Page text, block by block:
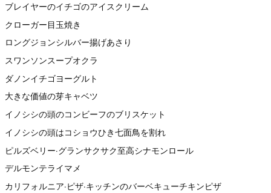
ブレイヤーのイチゴのアイスクリーム
クローガー目玉焼き
ロングジョンシルバー揚げあさり
スワンソンスープオクラ
ダノンイチゴヨーグルト
大きな価値の芽キャベツ
イノシシの頭のコンビーフのブリスケット
イノシシの頭はコショウひき七面鳥を割れ
ピルズベリー·グランサクサク至高シナモンロール
デルモンテライマメ
カリフォルニア·ピザ·キッチンのバーベキューチキンピザ